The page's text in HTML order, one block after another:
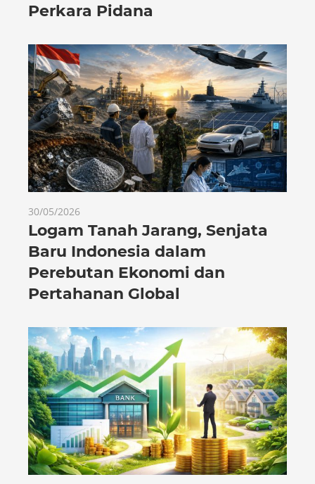
Perkara Pidana
30/05/2026
Logam Tanah Jarang, Senjata
Baru Indonesia dalam
Perebutan Ekonomi dan
Pertahanan Global